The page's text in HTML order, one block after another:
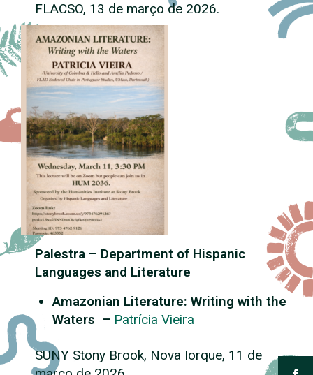
FLACSO, 13 de março de 2026.
Palestra – Department of Hispanic
Languages and Literature
Amazonian Literature: Writing with the
Waters – Patrícia Vieira
SUNY Stony Brook, Nova Iorque, 11 de